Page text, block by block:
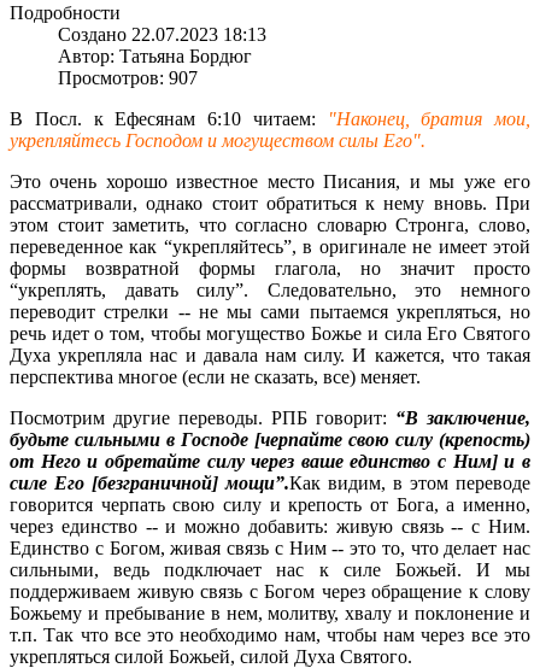
Подробности
Создано 22.07.2023 18:13
Автор: Татьяна Бордюг
Просмотров: 907
В Посл. к Ефесянам 6:10 читаем:
"Наконец, братия мои,
укрепляйтесь Господом и могуществом силы Его".
Это очень хорошо известное место Писания, и мы уже его
рассматривали, однако стоит обратиться к нему вновь. При
этом стоит заметить, что согласно словарю Стронга, слово,
переведенное как “укрепляйтесь”, в оригинале не имеет этой
формы возвратной формы глагола, но значит просто
“укреплять, давать силу”. Следовательно, это немного
переводит стрелки -- не мы сами пытаемся укрепляться, но
речь идет о том, чтобы могущество Божье и сила Его Святого
Духа укрепляла нас и давала нам силу. И кажется, что такая
перспектива многое (если не сказать, все) меняет.
Посмотрим другие переводы. РПБ говорит: “В заключение,
будьте сильными в Господе [черпайте свою силу (крепость)
от Него и обретайте силу через ваше единство с Ним] и в
силе Его [безграничной] мощи”.Как видим, в этом переводе
говорится черпать свою силу и крепость от Бога, а именно,
через единство -- и можно добавить: живую связь -- с Ним.
Единство с Богом, живая связь с Ним -- это то, что делает нас
сильными, ведь подключает нас к силе Божьей. И мы
поддерживаем живую связь с Богом через обращение к слову
Божьему и пребывание в нем, молитву, хвалу и поклонение и
т.п. Так что все это необходимо нам, чтобы нам через все это
укрепляться силой Божьей, силой Духа Святого.